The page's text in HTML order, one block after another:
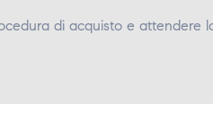
di acquisto e attendere